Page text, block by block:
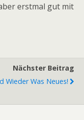
erstmal gut mit
Nächster Beitrag
Wieder Was Neues!